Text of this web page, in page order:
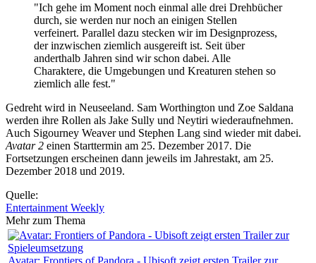
"Ich gehe im Moment noch einmal alle drei Drehbücher
durch, sie werden nur noch an einigen Stellen
verfeinert. Parallel dazu stecken wir im Designprozess,
der inzwischen ziemlich ausgereift ist. Seit über
anderthalb Jahren sind wir schon dabei. Alle
Charaktere, die Umgebungen und Kreaturen stehen so
ziemlich alle fest."
Gedreht wird in Neuseeland. Sam Worthington und Zoe Saldana
werden ihre Rollen als Jake Sully und Neytiri wiederaufnehmen.
Auch Sigourney Weaver und Stephen Lang sind wieder mit dabei.
Avatar 2 einen Starttermin am 25. Dezember 2017. Die
Fortsetzungen erscheinen dann jeweils im Jahrestakt, am 25.
Dezember 2018 und 2019.
Quelle:
Entertainment Weekly
Mehr zum Thema
Avatar: Frontiers of Pandora - Ubisoft zeigt ersten Trailer zur